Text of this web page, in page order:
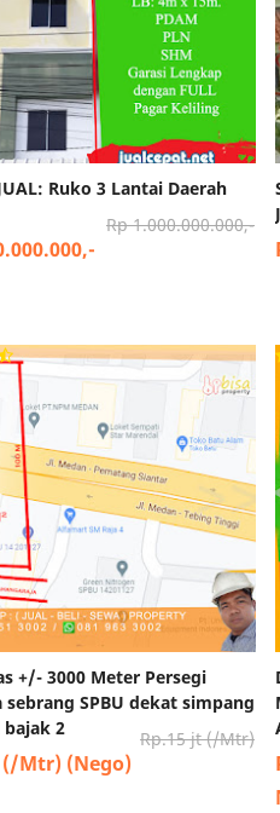
Ruko 3 Lantai Daerah
Rp 1.000.000.000,-
+/- 3000 Meter Persegi
sebrang SPBU dekat simpang
2
Rp.15 jt (/Mtr)
(/Mtr) (Nego)